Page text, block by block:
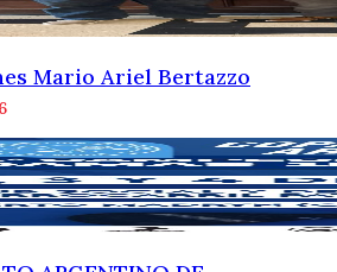
Mario Ariel Bertazzo